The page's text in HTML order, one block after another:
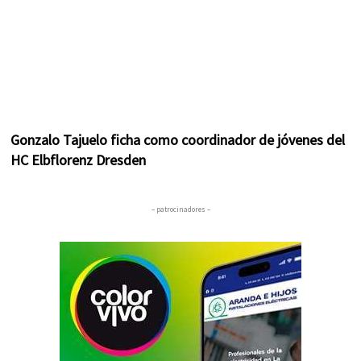
Gonzalo Tajuelo ficha como coordinador de jóvenes del
HC Elbflorenz Dresden
– patrocinadores –